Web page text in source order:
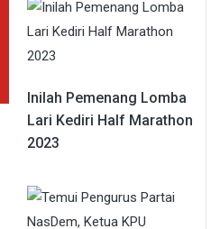
Inilah Pemenang Lomba
Lari Kediri Half Marathon
2023